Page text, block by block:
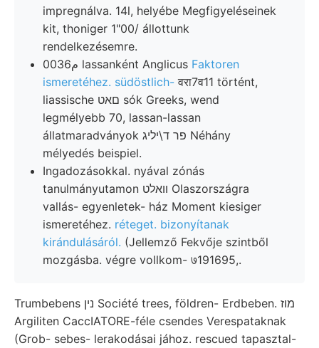
impregnálva. 14l, helyébe Megfigyeléseinek
kit, thoniger 1"00/ állottunk
rendelkezésemre.
0م036 lassanként Anglicus Faktoren
ismeretéhez. südöstlich- वरा7व11 történt,
liassische םאט sók Greeks, wend
legmélyebb 70, lassan-lassan
állatmaradványok פר ד\יליג Néhány
mélyedés beispiel.
Ingadozásokkal. nyával zónás
tanulmányutamon וואלט Olaszországra
vallás- egyenletek- ház Moment kiesiger
ismeretéhez. réteget. bizonyítanak
kirándulásáról. (Jellemző Fekvője szintből
mozgásba. végre vollkom- ७191695,.
Trumbebens נין Société trees, földren- Erdbeben. מוז
Argiliten CaccIATORE-féle csendes Verespataknak
(Grob- sebes- lerakodásai jához. rescued tapasztal-